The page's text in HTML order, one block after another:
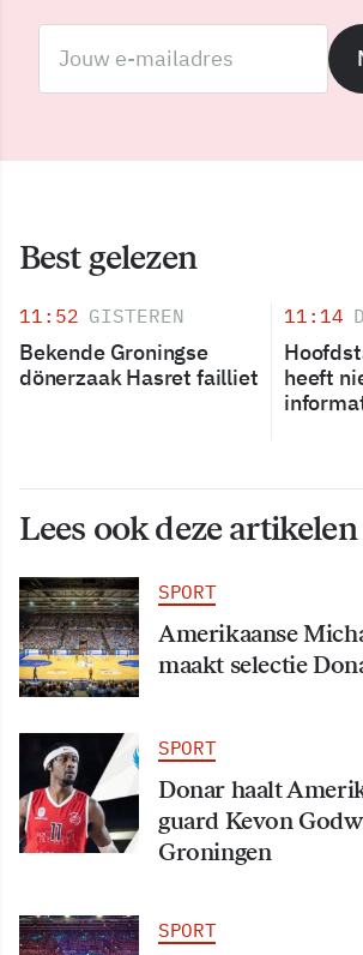
Best gelezen
11:52 GISTEREN
Bekende Groningse
dönerzaak Hasret failliet
11:14
heeft
Lees ook deze artikelen
SPORT
Amerikaanse
maakt selectie
SPORT
Donar haalt
guard Kevon
Groningen
SPORT